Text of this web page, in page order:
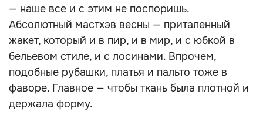
— наше все и с этим не поспоришь.
Абсолютный мастхэв весны — приталенный
жакет, который и в пир, и в мир, и с юбкой в
бельевом стиле, и с лосинами. Впрочем,
подобные рубашки, платья и пальто тоже в
фаворе. Главное — чтобы ткань была плотной и
держала форму.